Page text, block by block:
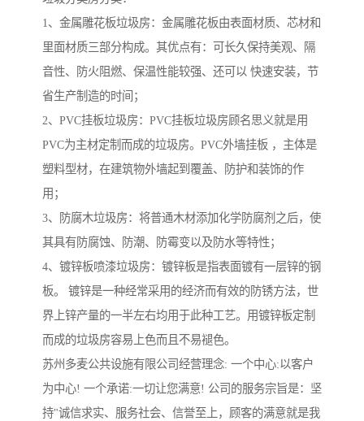
1、金属雕花板垃圾房：金属雕花板由表面材质、芯材和
里面材质三部分构成。其优点有：可长久保持美观、隔
音性、防火阻燃、保温性能较强、还可以 快速安装，节
省生产制造的时间；
2、PVC挂板垃圾房：PVC挂板垃圾房顾名思义就是用
PVC为主材定制而成的垃圾房。PVC外墙挂板 ，主体是
塑料型材，在建筑物外墙起到覆盖、防护和装饰的作
用；
3、防腐木垃圾房：将普通木材添加化学防腐剂之后，使
其具有防腐蚀、防潮、防霉变以及防水等特性；
4、镀锌板喷漆垃圾房：镀锌板是指表面镀有一层锌的钢
板。 镀锌是一种经常采用的经济而有效的防锈方法，世
界上锌产量的一半左右均用于此种工艺。用镀锌板定制
而成的垃圾房容易上色而且不易褪色。
苏州多麦公共设施有限公司经营理念: 一个中心:以客户
为中心! 一个承诺:一切让您满意! 公司的服务宗旨是：坚
持"诚信求实、服务社会、信誉至上，顾客的满意就是我